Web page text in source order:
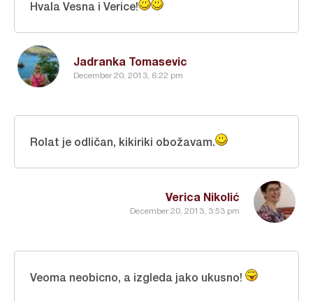
Jadranka Tomasevic
December 20, 2013, 6:22 pm
Hvala Vesna i Verice!
Verica Nikolić
December 20, 2013, 3:53 pm
Rolat je odličan, kikiriki obožavam.
Veoma neobicno, a izgleda jako ukusno!